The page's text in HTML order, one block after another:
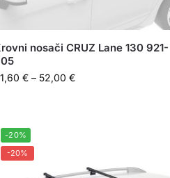
nosači CRUZ Lane 130 921-
€ – 52,00 €
-20%
-20%